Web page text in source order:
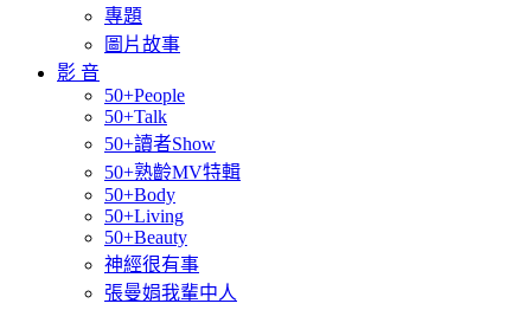
專題
圖片故事
影 音
50+People
50+Talk
50+讀者Show
50+熟齡MV特輯
50+Body
50+Living
50+Beauty
神經很有事
張曼娟我輩中人